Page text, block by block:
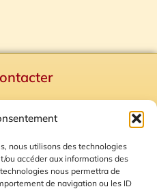
nous utilisons des technologies
ou accéder aux informations des
nous permettra de
de navigation ou les ID
Plan du site
Cookies